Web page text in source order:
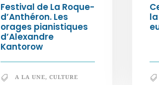
Festival de La Roque-
d’Anthéron. Les
orages pianistiques
d’Alexandre
Kantorow
A LA UNE, CULTURE